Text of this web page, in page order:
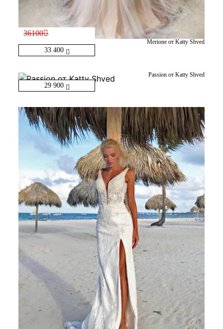
33 400
36100
Merione от Katty Shved
29 900
Passion от Katty Shved